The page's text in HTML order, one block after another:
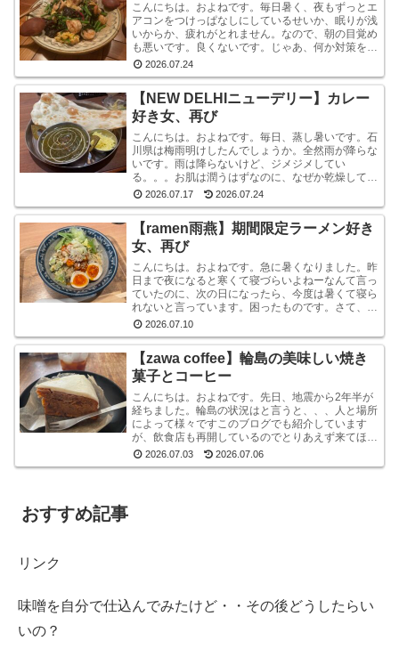
こんにちは。およねです。毎日暑く、夜もずっとエ
アコンをつけっぱなしにしているせいか、眠りが浅
いからか、疲れがとれません。なので、朝の目覚め
も悪いです。良くないです。じゃあ、何か対策をし
ているかと言われれば、何もしていません。いや、
ストレッチ...
2026.07.24
【NEW DELHIニューデリー】カレー
好き女、再び
こんにちは。およねです。毎日、蒸し暑いです。石
川県は梅雨明けしたんでしょうか。全然雨が降らな
いです。雨は降らないけど、ジメジメしてい
る。。。お肌は潤うはずなのに、なぜか乾燥してい
ます。しかも、おでこと片方のこめかみだけ。年
齢？ストレス？？結...
2026.07.17 2026.07.24
【ramen雨燕】期間限定ラーメン好き
女、再び
こんにちは。およねです。急に暑くなりました。昨
日まで夜になると寒くて寝づらいよねーなんて言っ
ていたのに、次の日になったら、今度は暑くて寝ら
れないと言っています。困ったものです。さて、先
日金沢へ行ったとき、ひさしぶりにひとりラーメン
を堪能して...
2026.07.10
【zawa coffee】輪島の美味しい焼き
菓子とコーヒー
こんにちは。およねです。先日、地震から2年半が
経ちました。輪島の状況はと言うと、、、人と場所
によって様々ですこのブログでも紹介しています
が、飲食店も再開しているのでとりあえず来てほし
いです。宿泊施設は少な目ですが、、、参考サイト
あとコンビニ...
2026.07.03 2026.07.06
おすすめ記事
リンク
味噌を自分で仕込んでみたけど・・その後どうしたらい
いの？